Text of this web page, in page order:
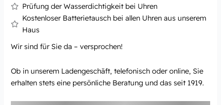
Prüfung der Wasserdichtigkeit bei Uhren
Kostenloser Batterietausch bei allen Uhren aus unserem
Haus
Wir sind für Sie da – versprochen!
Ob in unserem Ladengeschäft, telefonisch oder online, Sie
erhalten stets eine persönliche Beratung und das seit 1919.